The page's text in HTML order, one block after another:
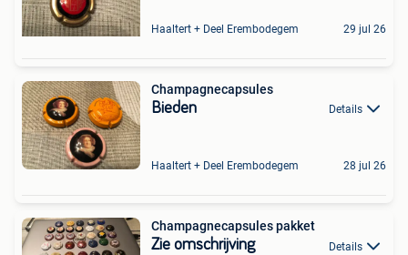
Haaltert + Deel Erembodegem 29 jul 26
Champagnecapsules
Bieden Details
Haaltert + Deel Erembodegem 28 jul 26
Champagnecapsules pakket
Zie omschrijving Details